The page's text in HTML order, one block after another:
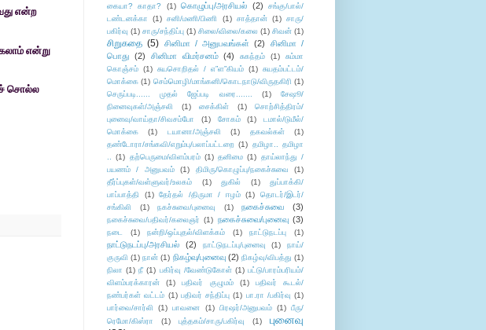
என்ற
என்று
சொல்ல
கையா? காதா?
(1) கொழுப்பு/அரசியல் (2)
சங்கு/பால்/
டண்டனக்கா
(1) சனி/மணி/பிணி (1) சாத்தான் (1) சாரு/
பகிர்வு (1) சாரு/சந்திப்பு (1) சிலை/விலை/கலை (1) சிவன் (1)
சிறுகதை (5) சினிமா / அனுபவங்கள் (2)
சினிமா /
பொது (2) சினிமா விமர்சனம் (4) சுகந்தம் (1)
சும்மா
கொஞ்சம் (1) சுயசொறிதல் / எ”ள”கியம் (1) சுயதம்பட்டம்/
மொக்கை (1) செம்மொழி/மாங்கனி/கொடநாடு/விருதகிரி (1)
செருப்படி...... முதல் ஜேப்படி வரை.......
(1)
சேஷூ/
நினைவுகள்/அஞ்சலி
(1) சைக்கிள் (1)
சொற்சித்திரம்/
புனைவு/வாய்தா/சிவசம்போ
(1) சோகம் (1)
டமால்/டுமீல்/
மொக்கை
(1) டயானா/அஞ்சலி (1) தகவல்கள்
(1)
தண்டோரா/சங்கவி/எறும்பு/பலாப்பட்டறை (1) தமிழா.. தமிழா
.. (1) தற்பெருமை/விளம்பரம் (1) தனிமை (1) தாய்லாந்து /
பயணம் / அனுபவம்
(1) திமிரு/கொழுப்பு/நகைச்சுவை
(1)
தீர்ப்புகள்/வள்ளுவர்/உலகம்
(1) துகில் (1)
துப்பாக்கி/
பாப்பாத்தி
(1) தேர்தல் /திருமா / ஈழம் (1)
தொடர்/இடர்/
சங்கிலி
(1) நகச்சுவை/புனைவு (1) நகைச்சுவை (3)
நகைச்சுவை/பதிவர்/கலைஞர் (1) நகைச்சுவை/புனைவு (3)
நடை (1) நன்றி/ஒப்புதல்/விளக்கம் (1) நாட்டுநடப்பு (1)
நாட்டுநடப்பு/அரசியல் (2) நாட்டுநடப்பு/புனைவு (1)
நாய்/
குருவி (1) நான் (1) நிகழ்வு/புனைவு (2) நிகழ்வு/விபத்து (1)
நிலா (1) நீ (1) பகிர்வு /வேண்டுகோள் (1) பட்டு/பாரம்பரியம்/
விளம்பரக்காரன்
(1) பதிவர் குழுமம் (1)
பதிவர் கூடல்/
நண்பர்கள் வட்டம் (1) பதிவர் சந்திப்பு (1) பா.ரா /பகிர்வு (1)
பார்வை/சார்லி
(1) பாவனை (1) பிரஷர்/அனுபவம் (1) பீரு/
ரெமோ/கிஸ்ரா
(1) புத்தகம்/சாரு/பகிர்வு (1)
புனைவு